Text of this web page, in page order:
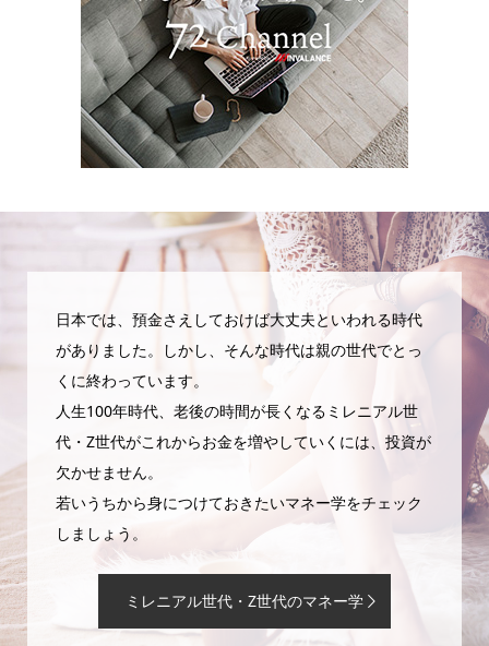
日本では、預金さえしておけば大丈夫といわれる時代
がありました。しかし、そんな時代は親の世代でとっ
くに終わっています。
人生100年時代、老後の時間が長くなるミレニアル世
代・Z世代がこれからお金を増やしていくには、投資が
欠かせません。
若いうちから身につけておきたいマネー学をチェック
しましょう。
ミレニアル世代・Z世代のマネー学